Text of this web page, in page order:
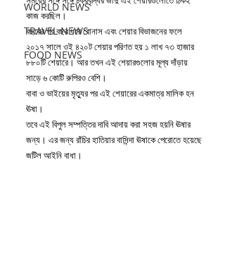
WORLD NEWS
TRAVEL NEWS
FOOD NEWS
কাজ করছিল।
বছরের পর বছর ধরে বোনাস এবং শেয়ার বিভাজনের ফলে
২০১৭ সালে ওই ৪২০ট শেয়ার পরিণত হয় ১ লাখ ৭৩ হাজার
৮৮০টি শেয়ারে। আর তখন এই শেয়ারগুলোর মূল্য দাঁড়ায়
সাড়ে ৬ কোটি রুপিরও বেশি।
বাবা ও ভাইয়ের মৃত্যুর পর এই শেয়ারের একমাত্র মালিক হন
ঊষা।
তবে এই বিপুল সম্পত্তির দাবি আদায় করা সহজ হয়নি ঊষার
জন্য। এর জন্য রাঁচির হাতিয়ার বাসিন্দা ঊষাকে পেরোতে হয়েছে
জটিল আইনি বাধা।